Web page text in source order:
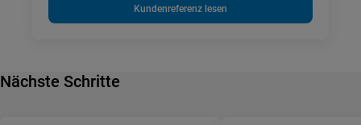
Kundenreferenz lesen
Nächste Schritte